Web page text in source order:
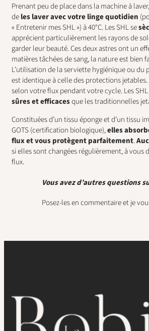
Prenant peu de place dans la machine à
deles laver avec votre linge quotidien
« Entretenir mes SHL ») à 40°C. Les SHL se
apprécient particulièrement les rayons de
garder leur beauté. Ces deux astres ont un
matières tâchées de sang, la nature est bien
L’utilisation de la serviette hygiénique ou du
est identique à celle des protections jetables.
selon votre flux pendant votre cycle. Les
sûres et efficacesque les traditionnelles
Constituées d’un tissu éponge et d’un tissu
GOTS (certification biologique),elles
flux et vous protègent parfaitement.
si elles sont changées régulièrement, à vous
flux.
Vous avez d’autres questions
Posez-les en commentaire et je